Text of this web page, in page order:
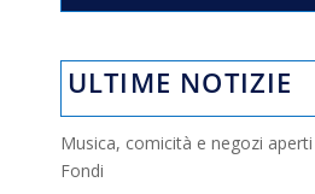
ULTIME NOTIZIE
Musica, comicità e negozi
Fondi